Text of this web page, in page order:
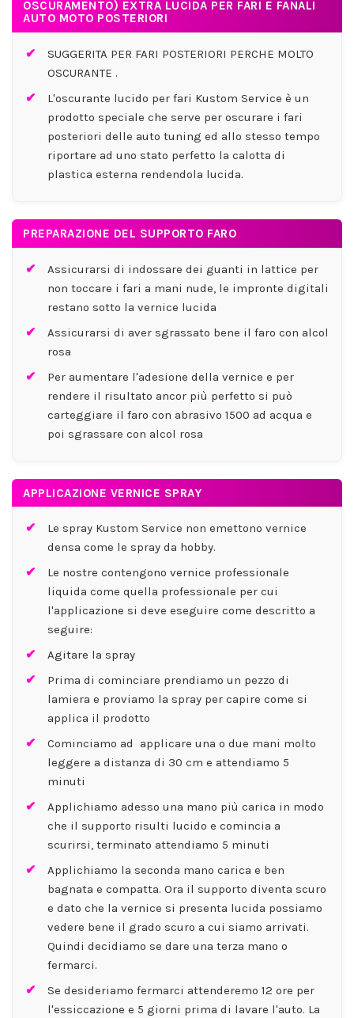
OSCURAMENTO) EXTRA LUCIDA PER FARI E FANALI
AUTO MOTO POSTERIORI
SUGGERITA PER FARI POSTERIORI PERCHE MOLTO
OSCURANTE .
L'oscurante lucido per fari Kustom Service è un
prodotto speciale che serve per oscurare i fari
posteriori delle auto tuning ed allo stesso tempo
riportare ad uno stato perfetto la calotta di
plastica esterna rendendola lucida.
PREPARAZIONE DEL SUPPORTO FARO
Assicurarsi di indossare dei guanti in lattice per
non toccare i fari a mani nude, le impronte digitali
restano sotto la vernice lucida
Assicurarsi di aver sgrassato bene il faro con alcol
rosa
Per aumentare l'adesione della vernice e per
rendere il risultato ancor più perfetto si può
carteggiare il faro con abrasivo 1500 ad acqua e
poi sgrassare con alcol rosa
APPLICAZIONE VERNICE SPRAY
Le spray Kustom Service non emettono vernice
densa come le spray da hobby.
Le nostre contengono vernice professionale
liquida come quella professionale per cui
l'applicazione si deve eseguire come descritto a
seguire:
Agitare la spray
Prima di cominciare prendiamo un pezzo di
lamiera e proviamo la spray per capire come si
applica il prodotto
Cominciamo ad applicare una o due mani molto
leggere a distanza di 30 cm e attendiamo 5
minuti
Applichiamo adesso una mano più carica in modo
che il supporto risulti lucido e comincia a
scurirsi, terminato attendiamo 5 minuti
Applichiamo la seconda mano carica e ben
bagnata e compatta. Ora il supporto diventa scuro
e dato che la vernice si presenta lucida possiamo
vedere bene il grado scuro a cui siamo arrivati.
Quindi decidiamo se dare una terza mano o
fermarci.
Se desideriamo fermarci attenderemo 12 ore per
l'essiccazione e 5 giorni prima di lavare l'auto. La